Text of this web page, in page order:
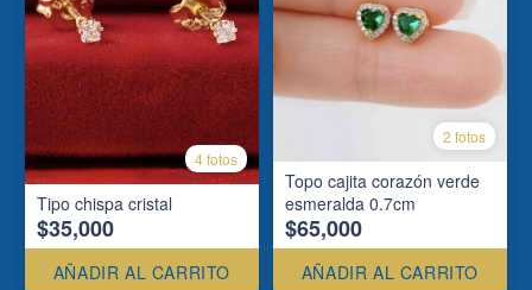
4 fotos
Tipo chispa cristal
$35,000
AÑADIR AL CARRITO
2 fotos
Topo cajita corazón verde
esmeralda 0.7cm
$65,000
AÑADIR AL CARRITO